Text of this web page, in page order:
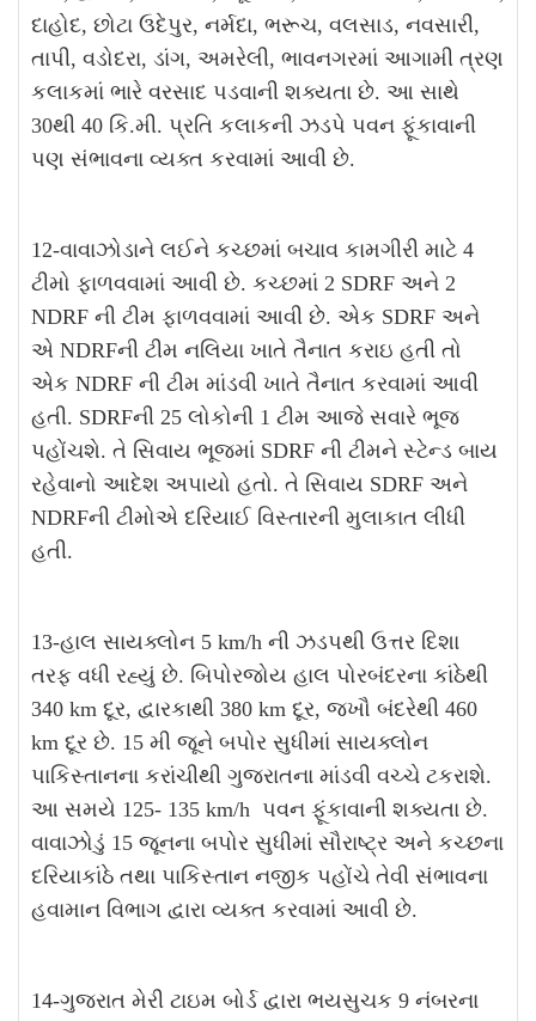
દાહોદ, છોટા ઉદેપુર, નર્મદા, ભરૂચ, વલસાડ, નવસારી,
તાપી, વડોદરા, ડાંગ, અમરેલી, ભાવનગરમાં આગામી ત્રણ
કલાકમાં ભારે વરસાદ પડવાની શક્યતા છે. આ સાથે
30થી 40 કિ.મી. પ્રતિ કલાકની ઝડપે પવન ફૂંકાવાની
પણ સંભાવના વ્યક્ત કરવામાં આવી છે.
12-વાવાઝોડાને લઈને કચ્છમાં બચાવ કામગીરી માટે 4
ટીમો ફાળવવામાં આવી છે. કચ્છમાં 2 SDRF અને 2
NDRF ની ટીમ ફાળવવામાં આવી છે. એક SDRF અને
એ NDRFની ટીમ નલિયા ખાતે તૈનાત કરાઇ હતી તો
એક NDRF ની ટીમ માંડવી ખાતે તૈનાત કરવામાં આવી
હતી. SDRFની 25 લોકોની 1 ટીમ આજે સવારે ભૂજ
પહોંચશે. તે સિવાય ભૂજમાં SDRF ની ટીમને સ્ટેન્ડ બાય
રહેવાનો આદેશ અપાયો હતો. તે સિવાય SDRF અને
NDRFની ટીમોએ દરિયાઈ વિસ્તારની મુલાકાત લીધી
હતી.
13-હાલ સાયક્લોન 5 km/h ની ઝડપથી ઉત્તર દિશા
તરફ વધી રહ્યું છે. બિપોરજોય હાલ પોરબંદરના કાંઠેથી
340 km દૂર, દ્વારકાથી 380 km દૂર, જખૌ બંદરેથી 460
km દૂર છે. 15 મી જૂને બપોર સુધીમાં સાયક્લોન
પાકિસ્તાનના કરાંચીથી ગુજરાતના માંડવી વચ્ચે ટકરાશે.
આ સમયે 125- 135 km/h પવન ફૂંકાવાની શક્યતા છે.
વાવાઝોડું 15 જૂનના બપોર સુધીમાં સૌરાષ્ટ્ર અને કચ્છના
દરિયાકાંઠે તથા પાકિસ્તાન નજીક પહોંચે તેવી સંભાવના
હવામાન વિભાગ દ્વારા વ્યક્ત કરવામાં આવી છે.
14-ગુજરાત મેરી ટાઇમ બોર્ડ દ્વારા ભયસુચક 9 નંબરના